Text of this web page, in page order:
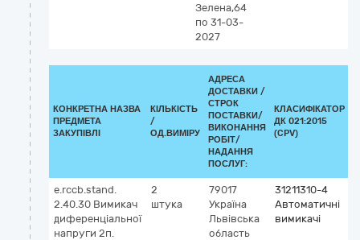
Зелена,64
по 31-03-
2027
КОНКРЕТНА НАЗВА
ПРЕДМЕТА
ЗАКУПІВЛІ
КІЛЬКІСТЬ
/
ОД.ВИМІРУ
АДРЕСА
ДОСТАВКИ /
СТРОК
ПОСТАВКИ/
ВИКОНАННЯ
РОБІТ/
НАДАННЯ
ПОСЛУГ:
КЛАСИФІКАТОР
ДК 021:2015
(CPV)
e.rccb.stand.
2.40.30 Вимикач
диференціальної
напруги 2п.
2
штука
79017
Україна
Львівська
область
31211310-4
Автоматичні
вимикачі